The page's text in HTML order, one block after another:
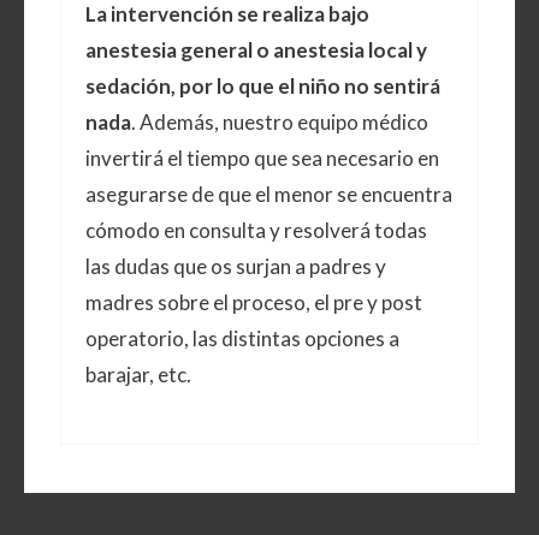
La intervención se realiza bajo
anestesia general o anestesia local y
sedación, por lo que el niño no sentirá
nada. Además, nuestro equipo médico
invertirá el tiempo que sea necesario en
asegurarse de que el menor se encuentra
cómodo en consulta y resolverá todas
las dudas que os surjan a padres y
madres sobre el proceso, el pre y post
operatorio, las distintas opciones a
barajar, etc.